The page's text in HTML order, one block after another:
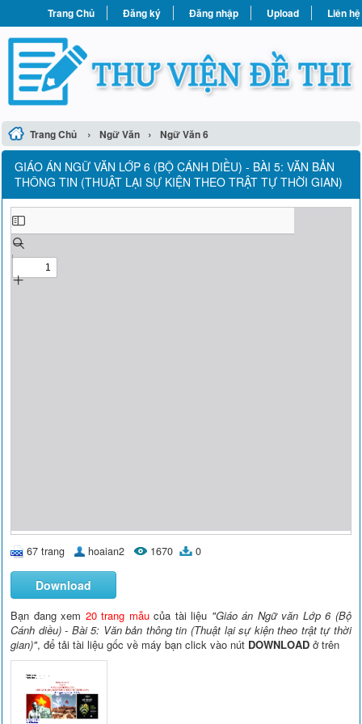
Trang Chủ Đăng ký Đăng nhập Upload Liên hệ
Trang Chủ › Ngữ Văn › Ngữ Văn 6
GIÁO ÁN NGỮ VĂN LỚP 6 (BỘ CÁNH DIỀU) - BÀI 5: VĂN BẢN
THÔNG TIN (THUẬT LẠI SỰ KIỆN THEO TRẬT TỰ THỜI GIAN)
67 trang hoaian2 1670 0
Download
Bạn đang xem 20 trang mẫucủa tài liệu "Giáo án Ngữ văn Lớp 6 (Bộ
Cánh diều) - Bài 5: Văn bản thông tin (Thuật lại sự kiện theo trật tự thời
gian)", để tải tài liệu gốc về máy bạn click vào nút DOWNLOAD ở trên